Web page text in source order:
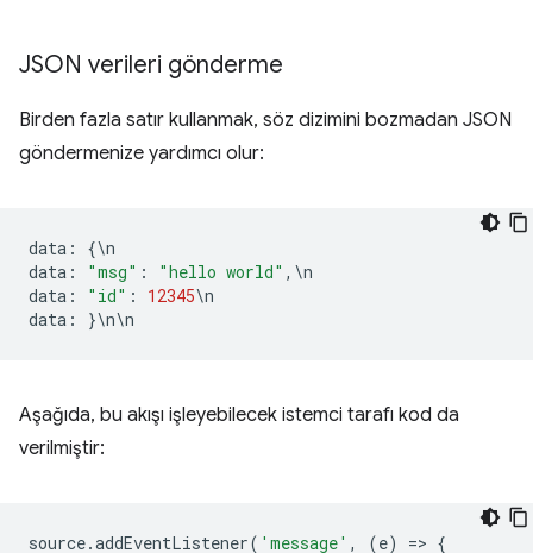
JSON verileri gönderme
Birden fazla satır kullanmak, söz dizimini bozmadan JSON
göndermenize yardımcı olur:
data : {\n
data : "msg" : "hello world" , \n
data : "id" : 12345\n
data : }\n\n
Aşağıda, bu akışı işleyebilecek istemci tarafı kod da
verilmiştir:
source.addEventListener( 'message' , (e) => {